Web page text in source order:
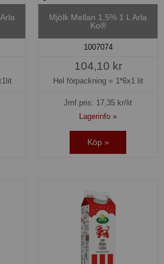
Mjölk Mellan 1,5% 1 L Arla
Ko®
1007074
104,10 kr
Hel förpackning = 1*6x1 lit
Jmf.pris: 17,35 kr/lit
Lagerinfo »
Köp »